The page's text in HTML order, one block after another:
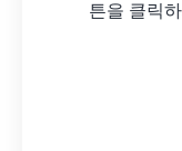
튼을 클릭